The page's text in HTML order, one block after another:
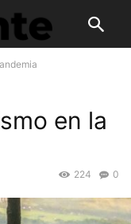
en la
0
224